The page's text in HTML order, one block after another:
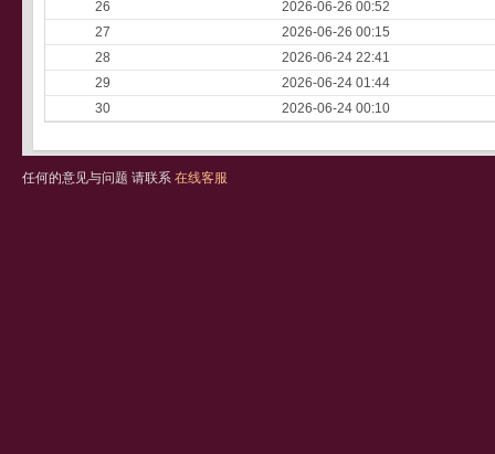
26
2026-06-26 00:52
27
2026-06-26 00:15
28
2026-06-24 22:41
29
2026-06-24 01:44
30
2026-06-24 00:10
任何的意见与问题 请联系 在线客服